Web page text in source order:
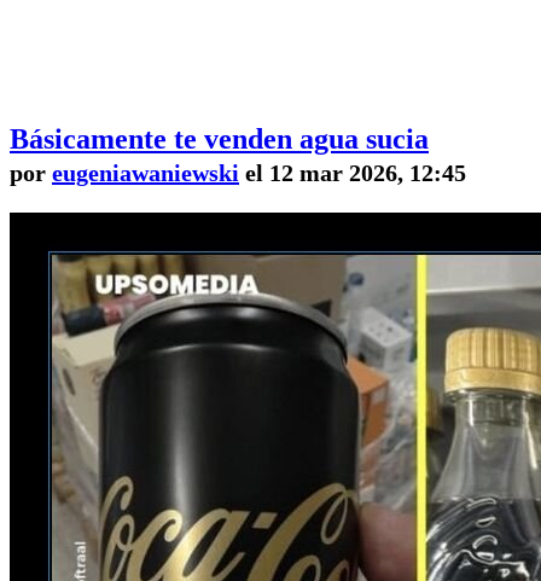
Básicamente te venden agua sucia
por eugeniawaniewski el 12 mar 2026, 12:45